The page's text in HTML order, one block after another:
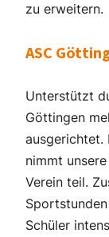
zu erweitern.
ASC
Unterstützt
Göttingen
ausgerichtet.
nimmt
Verein teil.
Schüler